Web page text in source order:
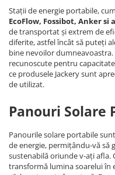
Stații de energie portabile,
EcoFlow, Fossibot, Anker si
de transportat și extrem de
diferite, astfel încât să puteți
bine nevoilor
recunoscute pentru
ce produsele Jackery sunt
de utilizat.
Panouri Solare
Panourile solare portabile
de energie, permițându-vă să
sustenabilă oriunde v-ați afla.
transformă lumina soarelui în